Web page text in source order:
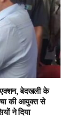
एक्शन, बेदखली के
की आयुक्त से
ने दिया